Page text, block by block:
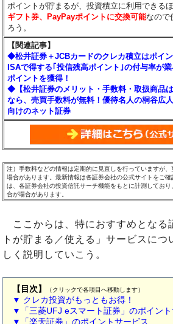
ポイントが貯まるが、投資積立に利用できる
ギフト券、PayPayポイントに交換可能なので
ろう。
【関連記事】
◆松井証券＋JCBカードのクレカ積立はポイ
ISAで得する｢投信残高ポイント｣の付与率が
ポイントを獲得！
◆【松井証券のメリット・手数料・取扱商品
なら、売買手数料が無料！優待名人の桐谷広
向けのネット証券
注）手数料などの情報は定期的に見直しを行っていますが
場合があります。最新情報は各証券会社の公式サイトをご
は、各証券会社の投資信託サーチ機能をもとに計測してお
合が場合があります。
ここからは、特におすすめとなる
トが貯まる／使える」サービスにつ
しく説明していこう。
【目次】 （クリックで各項目へ移動します）
▼ クレカ投資がもっともお得！
▼「三菱UFJ eスマート証券」のポイント
▼「楽天証券」のポイントサービス